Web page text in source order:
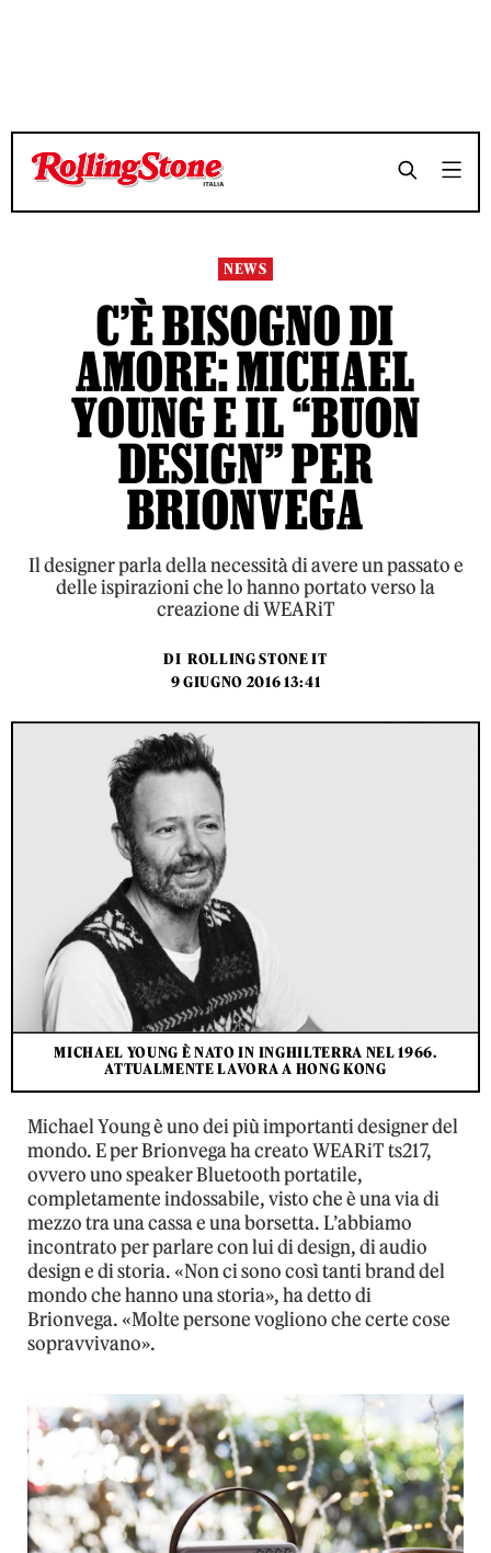
TEMPO DI LETTURA 4 MINUTI SHARE
TEMPO DI LETTURA 4 MINUTI SHARE
NEWS
C’È BISOGNO DI
AMORE: MICHAEL
YOUNG E IL “BUON
DESIGN” PER
BRIONVEGA
Il designer parla della necessità di avere un passato e
delle ispirazioni che lo hanno portato verso la
creazione di WEARiT
DI ROLLING STONE IT
9 GIUGNO 2016 13:41
MICHAEL YOUNG È NATO IN INGHILTERRA NEL 1966.
ATTUALMENTE LAVORA A HONG KONG
Michael Young è uno dei più importanti designer del
mondo. E per Brionvega ha creato WEARiT ts217,
ovvero uno speaker Bluetooth portatile,
completamente indossabile, visto che è una via di
mezzo tra una cassa e una borsetta. L’abbiamo
incontrato per parlare con lui di design, di audio
design e di storia. «Non ci sono così tanti brand del
mondo che hanno una storia», ha detto di
Brionvega. «Molte persone vogliono che certe cose
sopravvivano».